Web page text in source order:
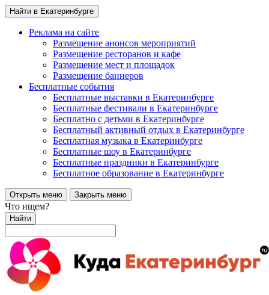
Найти в Екатеринбурге
Реклама на сайте
Размещение анонсов мероприятий
Размещение ресторанов и кафе
Размещение мест и площадок
Размещение баннеров
Бесплатные события
Бесплатные выставки в Екатеринбурге
Бесплатные фестивали в Екатеринбурге
Бесплатно с детьми в Екатеринбурге
Бесплатный активный отдых в Екатеринбурге
Бесплатная музыка в Екатеринбурге
Бесплатные шоу в Екатеринбурге
Бесплатные праздники в Екатеринбурге
Бесплатное образование в Екатеринбурге
Открыть меню Закрыть меню
Что ищем?
Найти